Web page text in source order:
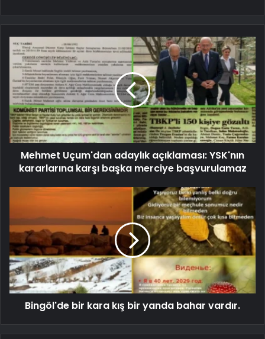
Mehmet Uçum'dan adaylık açıklaması: YSK'nın
kararlarına karşı başka merciye başvurulamaz
Bingöl'de bir kara kış bir yanda bahar vardır.